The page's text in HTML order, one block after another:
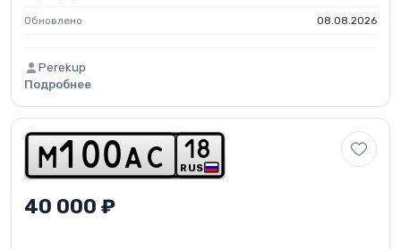
Обновлено 08.08.2026
Perekup
Подробнее
m 1 0 0 a c RUS
1 8
40 000 ₽